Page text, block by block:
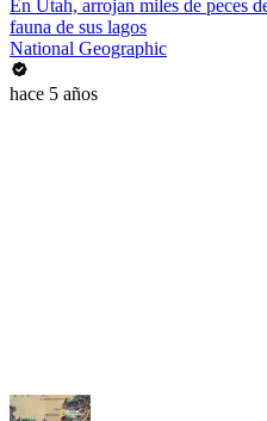
En Utah, arrojan miles de peces
fauna de sus lagos
National Geographic
hace 5 años